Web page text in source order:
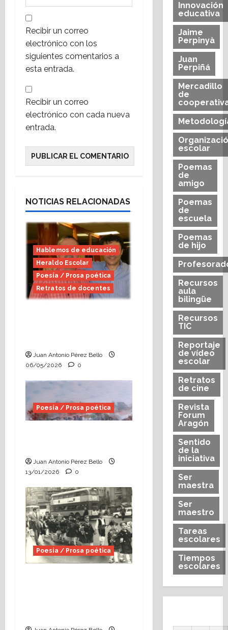
Recibir un correo
electrónico con los
siguientes comentarios a
esta entrada.
Recibir un correo
electrónico con cada nueva
entrada.
NOTICIAS RELACIONADAS
Hablemos de educación
Heraldo Escolar
Poesía / Prosa poética
Retratos de docentes
Juan Antonio Pérez Bello
06/05/2026
0
Poesía / Prosa poética
Juan Antonio Pérez Bello
13/01/2026
0
Poesía / Prosa poética
Innovación
educativa
Jaime
Perpinyà
Juan
Perpiñá
Mercadillo
de
escolar
Poemas
de
amigo
Poemas
de
escuela
Poemas
de hijo
Recursos
aula
bilingüe
Recursos
TIC
Reportaje
de vídeo
escolar
Retratos
de cine
Revista
Forum
Aragón
Sentido
de la
iniciativa
Ser
maestra
Ser
maestro
Tareas
escolares
Tiempos
escolares